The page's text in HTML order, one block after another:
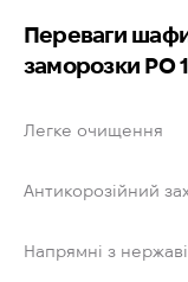
Переваги
заморозки PO
Легке очищення
Антикорозійний
Напрямні з